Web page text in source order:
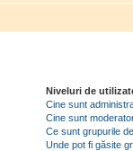
Niveluri de
Cine sunt
Cine sunt
Ce sunt grupurile
Unde pot fi găsite